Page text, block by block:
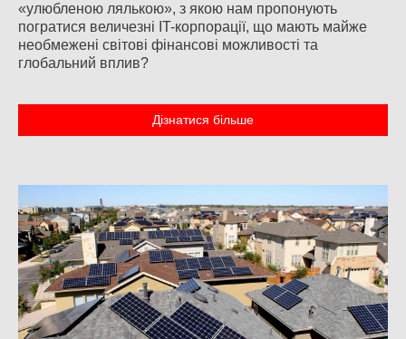
«улюбленою лялькою», з якою нам пропонують
погратися величезні IT-корпорації, що мають майже
необмежені світові фінансові можливості та
глобальний вплив?
Дізнатися більше